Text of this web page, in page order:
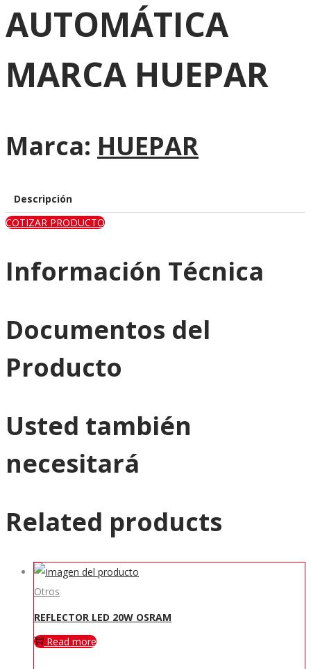
AUTOMÁTICA
MARCA HUEPAR
Marca: HUEPAR
Descripción
COTIZAR PRODUCTO
Información Técnica
Documentos del
Producto
Usted también
necesitará
Related products
Otros
REFLECTOR LED 20W OSRAM
Read more